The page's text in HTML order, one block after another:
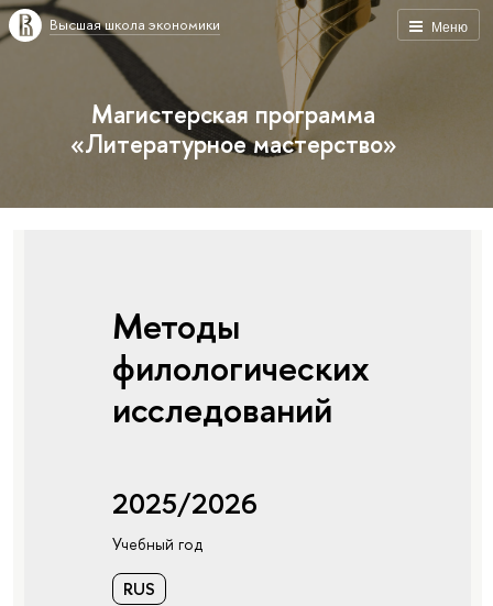
Меню
Высшая школа экономики
Магистерская программа
«Литературное мастерство»
Методы
филологических
исследований
2025/2026
Учебный год
RUS